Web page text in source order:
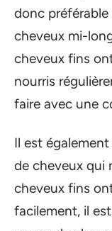
donc
cheveux mi-
cheveux fins
nourris
faire avec une
Il est
de cheveux qui
cheveux fins
facilement, il